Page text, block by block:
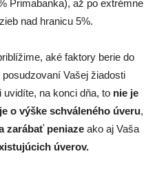
Primabanka), až po extrémne
nad hranicu 5%.
aké faktory berie do
Vašej žiadosti
na konci dňa, to nie je
o výške schváleného úveru,
zarábať peniaze ako aj Vaša
úverov.